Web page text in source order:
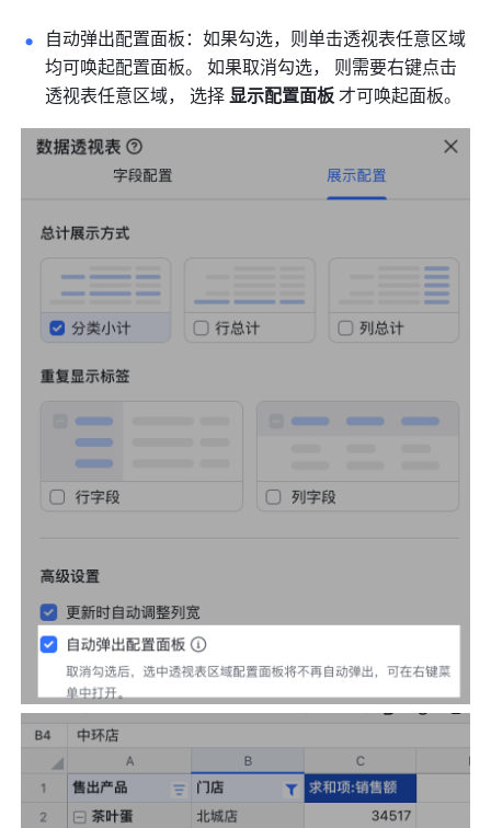
自动弹出配置面板：如果勾选，则单击透视表任意区域
均可唤起配置面板。 如果取消勾选， 则需要右键点击
透视表任意区域， 选择 显示配置面板 才可唤起面板。